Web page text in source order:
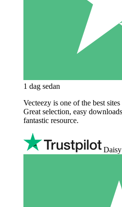
1 dag sedan
Vecteezy is one of the best
Great selection, easy
fantastic resource.